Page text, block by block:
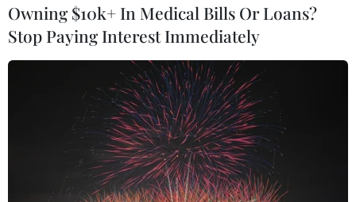
Owning $10k+ In Medical Bills Or Loans?
Stop Paying Interest Immediately